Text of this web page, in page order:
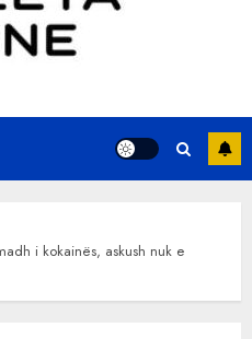
i kokainës, askush nuk e